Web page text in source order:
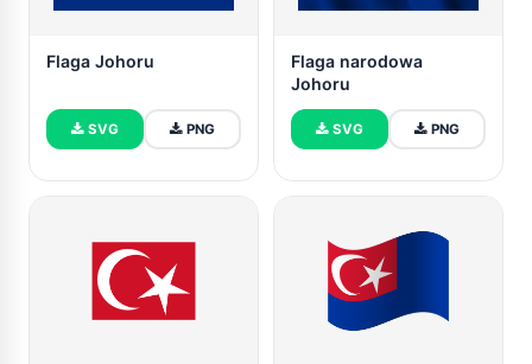
Flaga Johoru
SVG PNG
Flaga narodowa
Johoru
SVG PNG